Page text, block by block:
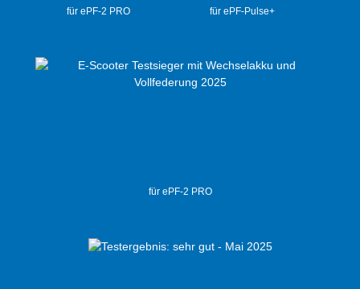
für ePF-2 PRO für ePF-Pulse+
für ePF-2 PRO